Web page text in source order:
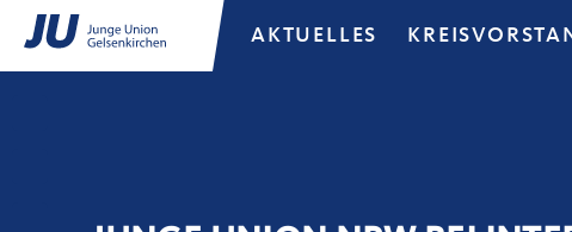
AKTUELLES